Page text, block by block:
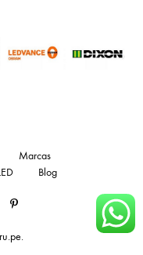
Marcas
Blog
Pinterest